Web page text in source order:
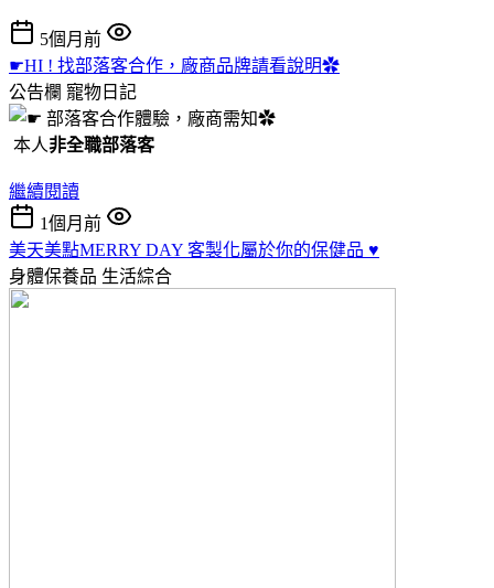
5個月前
☛HI ! 找部落客合作，廠商品牌請看說明✿
公告欄 寵物日記
本人非全職部落客
繼續閱讀
1個月前
美天美點MERRY DAY 客製化屬於你的保健品 ♥️
身體保養品 生活綜合